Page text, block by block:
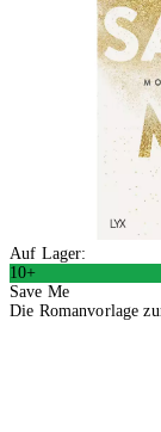
Auf Lager:
10+
Save Me
Die Romanvorlage